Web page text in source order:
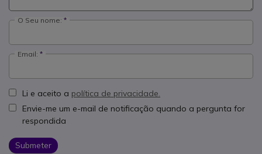
O Seu nome:
Email:
Li e aceito a política de privacidade.
Envie-me um e-mail de notificação quando a pergunta for
respondida
Submeter